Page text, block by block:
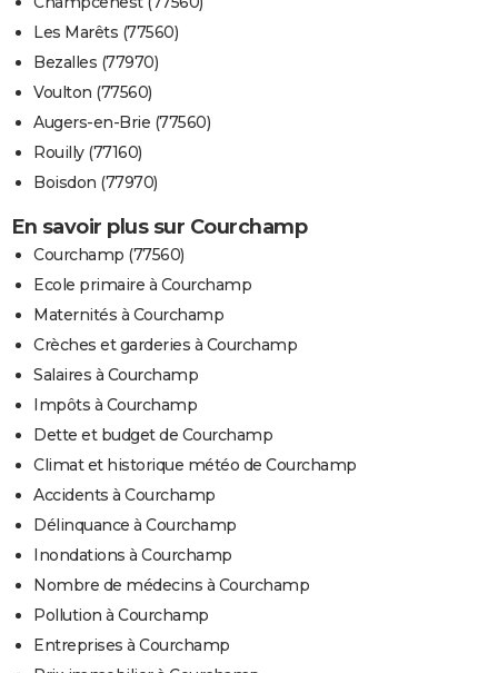
Les Marêts (77560)
Bezalles (77970)
Voulton (77560)
Augers-en-Brie (77560)
Rouilly (77160)
Boisdon (77970)
En savoir plus sur Courchamp
Courchamp (77560)
Ecole primaire à Courchamp
Maternités à Courchamp
Crèches et garderies à Courchamp
Salaires à Courchamp
Impôts à Courchamp
Dette et budget de Courchamp
Climat et historique météo de Courchamp
Accidents à Courchamp
Délinquance à Courchamp
Inondations à Courchamp
Nombre de médecins à Courchamp
Pollution à Courchamp
Entreprises à Courchamp